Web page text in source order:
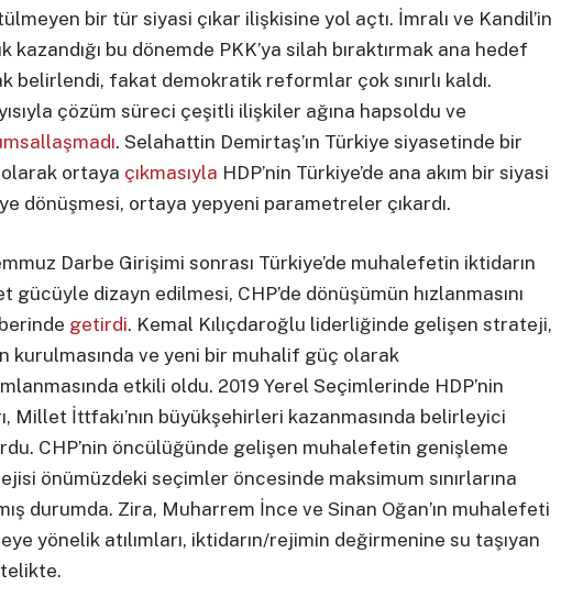
bir tür siyasi çıkar ilişkisine yol açtı. İmralı ve Kandil’in
kazandığı bu dönemde PKK’ya silah bıraktırmak ana hedef
belirlendi, fakat demokratik reformlar çok sınırlı kaldı.
çözüm süreci çeşitli ilişkiler ağına hapsoldu ve
. Selahattin Demirtaş’ın Türkiye siyasetinde bir
ortaya çıkmasıyla HDP’nin Türkiye’de ana akım bir siyasi
dönüşmesi, ortaya yepyeni parametreler çıkardı.
Darbe Girişimi sonrası Türkiye’de muhalefetin iktidarın
gücüyle dizayn edilmesi, CHP’de dönüşümün hızlanmasını
getirdi. Kemal Kılıçdaroğlu liderliğinde gelişen strateji,
kurulmasında ve yeni bir muhalif güç olarak
etkili oldu. 2019 Yerel Seçimlerinde HDP’nin
Millet İttfakı’nın büyükşehirleri kazanmasında belirleyici
CHP’nin öncülüğünde gelişen muhalefetin genişleme
önümüzdeki seçimler öncesinde maksimum sınırlarına
durumda. Zira, Muharrem İnce ve Sinan Oğan’ın muhalefeti
yönelik atılımları, iktidarın/rejimin değirmenine su taşıyan